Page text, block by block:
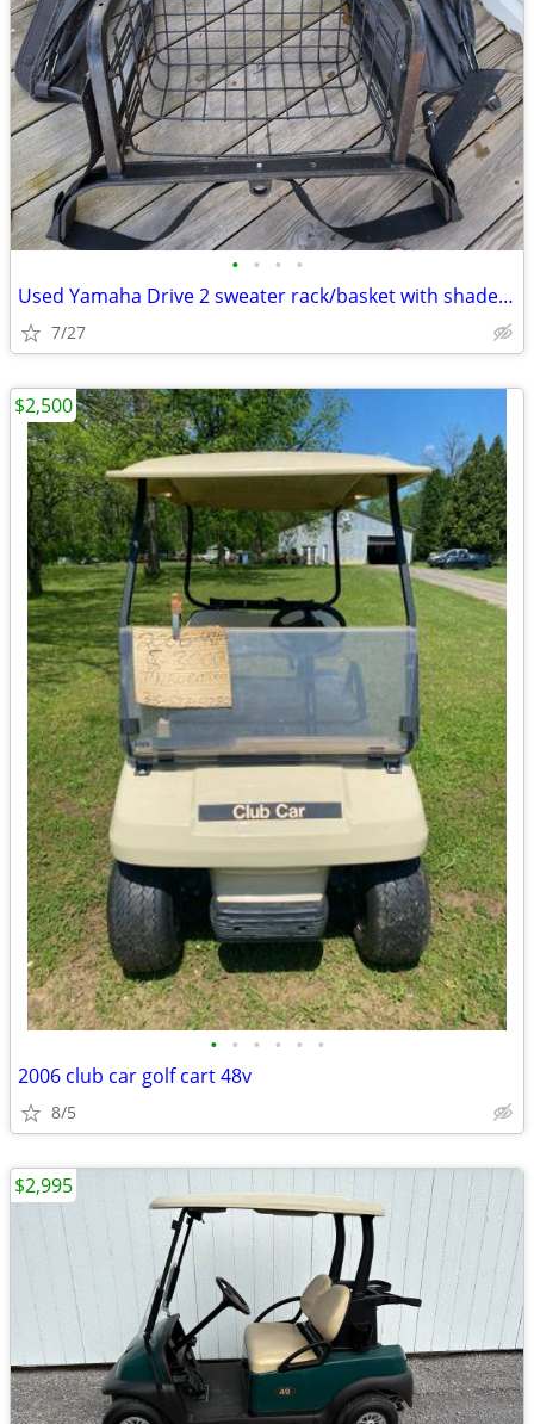
• • • •
Used Yamaha Drive 2 sweater rack/basket with shade and club straps
7/27
• • • • • •
2006 club car golf cart 48v
8/5
$2,500
$2,995